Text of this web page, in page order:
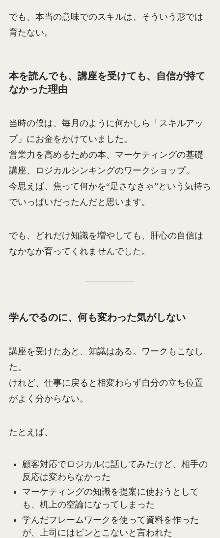
でも、本当の意味でのスキルは、そういう形では
育たない。
本を読んでも、講座を受けても、自信が持て
なかった理由
当時の僕は、毎月のように何かしら「スキルアッ
プ」にお金をかけていました。
営業力を高めるための本、マーケティングの基礎
講座、ロジカルシンキングのワークショップ。
今思えば、焦って何かを“足さなきゃ”という気持ち
でいっぱいだったんだと思います。
でも、どれだけ知識を増やしても、肝心の自信は
なかなか育ってくれませんでした。
学んでるのに、何も変わった気がしない
講座を受けたあと、知識はある。ワークもこなし
た。
けれど、仕事に戻ると相変わらず自分の立ち位置
がよく分からない。
たとえば、
顧客対応でロジカルに話してみたけど、相手の
反応は変わらなかった
マーケティングの知識を提案に使おうとして
も、机上の空論になってしまった
学んだフレームワークを使って資料を作った
が、上司にはピンとこないと言われた